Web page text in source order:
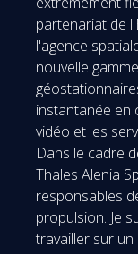
partenariat de
l'agence
nouvelle
instantanée en
vidéo et les
Dans le cadre
Thales Alenia
responsables
propulsion. Je
travailler sur